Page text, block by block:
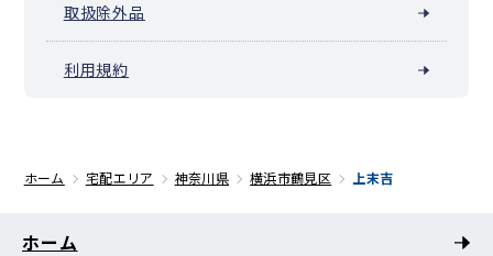
取扱除外品
利用規約
ホーム 宅配エリア 神奈川県 横浜市鶴見区 上末吉
ホーム